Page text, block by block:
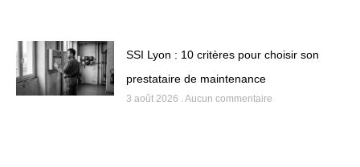
SSI Lyon : 10 critères pour choisir son
prestataire de maintenance
3 août 2026 Aucun commentaire